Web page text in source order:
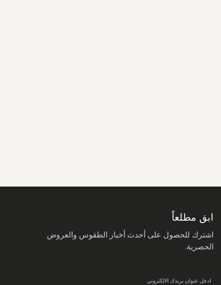
ابق مطلعاً
اشترك للحصول على أحدث أخبار الطقوس والعروض
الحصرية.